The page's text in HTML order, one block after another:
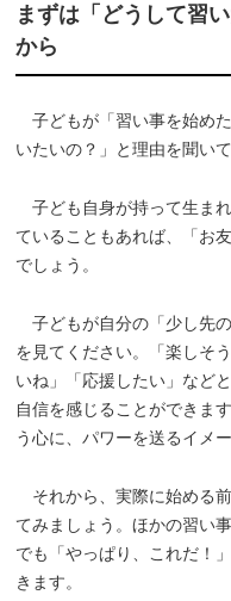
まずは「どうして習
から
子どもが「習い事を始め
いたいの？」と理由を聞い
子ども自身が持って生ま
ていることもあれば、「お
でしょう。
子どもが自分の「少し先
を見てください。「楽しそ
いね」「応援したい」など
自信を感じることができま
う心に、パワーを送るイメ
それから、実際に始める
てみましょう。ほかの習い
でも「やっぱり、これだ！
きます。